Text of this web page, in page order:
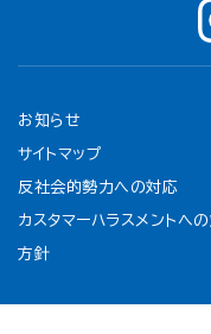
お知らせ
サイトマップ
反社会的勢力への対応
カスタマーハラスメントへ
方針